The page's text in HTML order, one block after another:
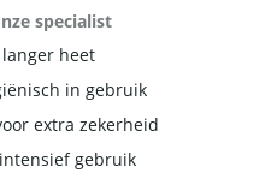
specialist
heet
in gebruik
extra zekerheid
gebruik